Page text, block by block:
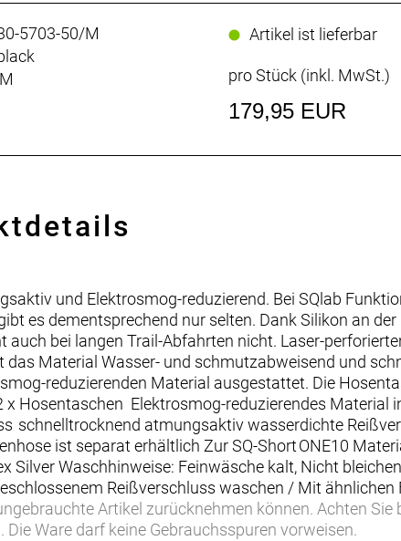
5703-50/M
Artikel ist lieferbar
pro Stück (inkl. MwSt.)
179,95 EUR
und Elektrosmog-reduzierend. Bei SQlab
es dementsprechend nur selten. Dank Silikon an
auch bei langen Trail-Abfahrten nicht. Laser-
das Material Wasser- und schmutzabweisend und
reduzierenden Material ausgestattet. Die
x Hosentaschen Elektrosmog-reduzierendes Material
schnelltrocknend atmungsaktiv wasserdichte
ist separat erhältlich Zur SQ-Short ONE10
Silver Waschhinweise: Feinwäsche kalt, Nicht
Reißverschluss waschen / Mit
Artikel zurücknehmen können. Achten
Die Ware darf keine Gebrauchsspuren vorweisen.